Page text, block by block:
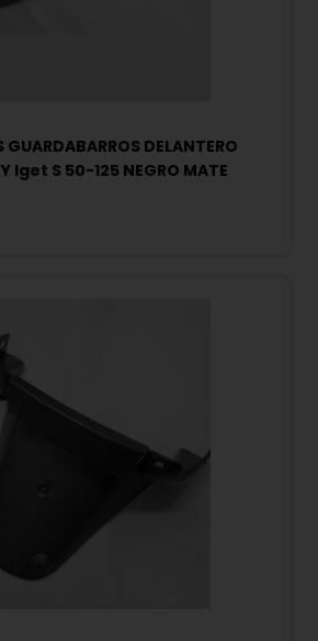
DELANTERO
Iget S 50-125 NEGRO MATE